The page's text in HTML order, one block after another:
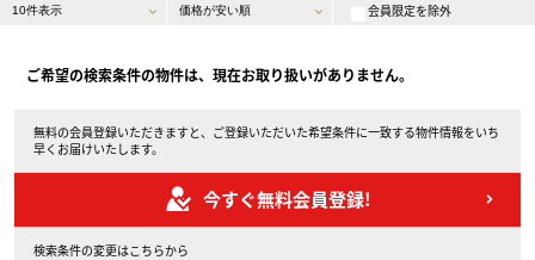
会員限定を除外
ご希望の検索条件の物件は、現在お取り扱いがありません。
無料の会員登録いただきますと、ご登録いただいた希望条件に一致する物件情報をいち
早くお届けいたします。
今すぐ無料会員登録!
検索条件の変更はこちらから